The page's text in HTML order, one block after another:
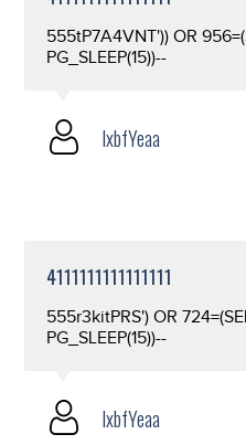
555tP7A4VNT')) OR
PG_SLEEP(15))--
lxbfYeaa
4111111111111111
555r3kitPRS') OR
PG_SLEEP(15))--
lxbfYeaa